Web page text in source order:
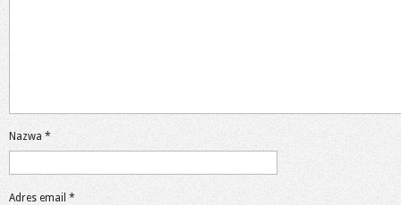
Nazwa *
Adres email *